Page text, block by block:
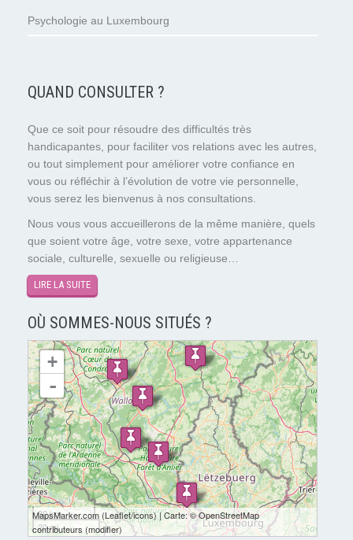
Psychologie au Luxembourg
QUAND CONSULTER ?
Que ce soit pour résoudre des difficultés très
handicapantes, pour faciliter vos relations avec les autres,
ou tout simplement pour améliorer votre confiance en
vous ou réfléchir à l’évolution de votre vie personnelle,
vous serez les bienvenus à nos consultations.
Nous vous vous accueillerons de la même manière, quels
que soient votre âge, votre sexe, votre appartenance
sociale, culturelle, sexuelle ou religieuse…
LIRE LA SUITE
OÙ SOMMES-NOUS SITUÉS ?
chargement de la carte - veuillez patienter...
+
-
30 km
20 mi
MapsMarker.com(Leaflet/icons) | Carte: ©OpenStreetMap
contributeurs (modifier)